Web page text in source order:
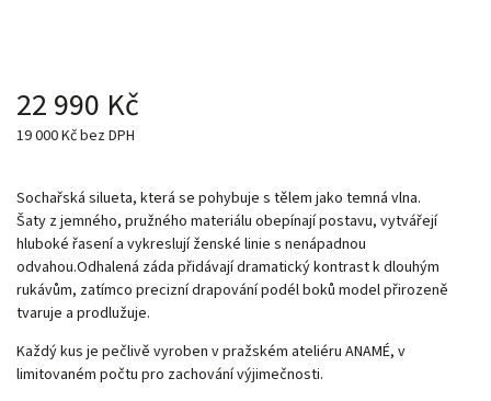
22 990 Kč
19 000 Kč bez DPH
Sochařská silueta, která se pohybuje s tělem jako temná vlna.
Šaty z jemného, pružného materiálu obepínají postavu, vytvářejí
hluboké řasení a vykreslují ženské linie s nenápadnou
odvahou.Odhalená záda přidávají dramatický kontrast k dlouhým
rukávům, zatímco precizní drapování podél boků model přirozeně
tvaruje a prodlužuje.
Každý kus je pečlivě vyroben v pražském ateliéru ANAMÉ, v
limitovaném počtu pro zachování výjimečnosti.